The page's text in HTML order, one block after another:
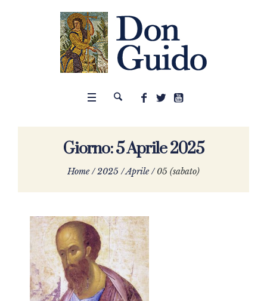
Giorno:5 Aprile 2025
Home /2025 /Aprile /05 (sabato)